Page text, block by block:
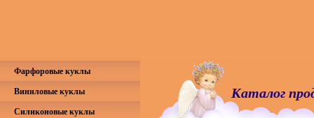
Каталог
Фарфоровые куклы
Виниловые куклы
Силиконовые куклы